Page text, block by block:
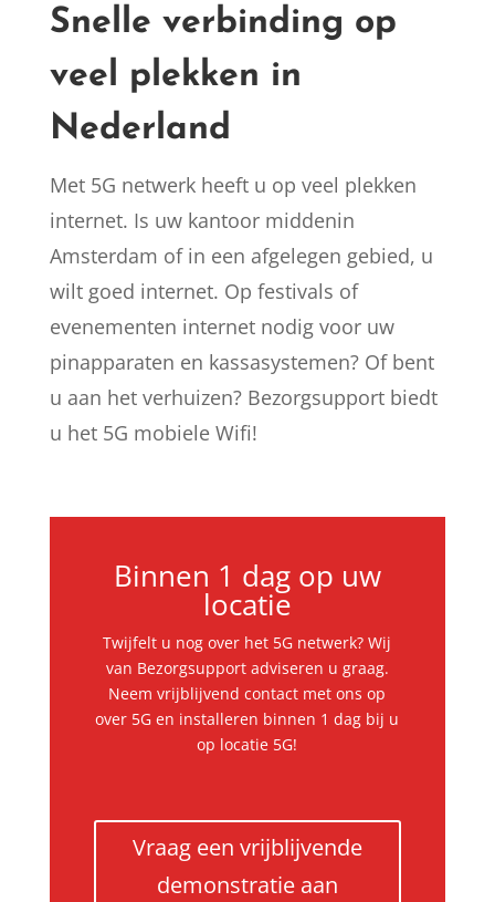
Snelle verbinding op
veel plekken in
Nederland
Met 5G netwerk heeft u op veel plekken
internet. Is uw kantoor middenin
Amsterdam of in een afgelegen gebied, u
wilt goed internet. Op festivals of
evenementen internet nodig voor uw
pinapparaten en kassasystemen? Of bent
u aan het verhuizen? Bezorgsupport biedt
u het 5G mobiele Wifi!
Binnen 1 dag op uw
locatie
Twijfelt u nog over het 5G netwerk? Wij
van Bezorgsupport adviseren u graag.
Neem vrijblijvend contact met ons op
over 5G en installeren binnen 1 dag bij u
op locatie 5G!
Vraag een vrijblijvende
demonstratie aan